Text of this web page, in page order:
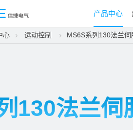
产品中心
心 运动控制 MS6S系列130法兰伺
130法兰伺